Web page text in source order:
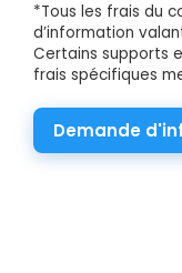
*Tous les frais du
d’information
Certains supports
frais spécifiques
Demande